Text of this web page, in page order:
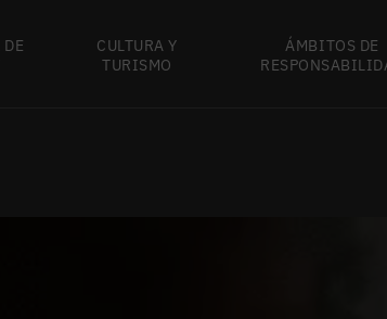
CULTURA Y
TURISMO
ÁMBITOS DE